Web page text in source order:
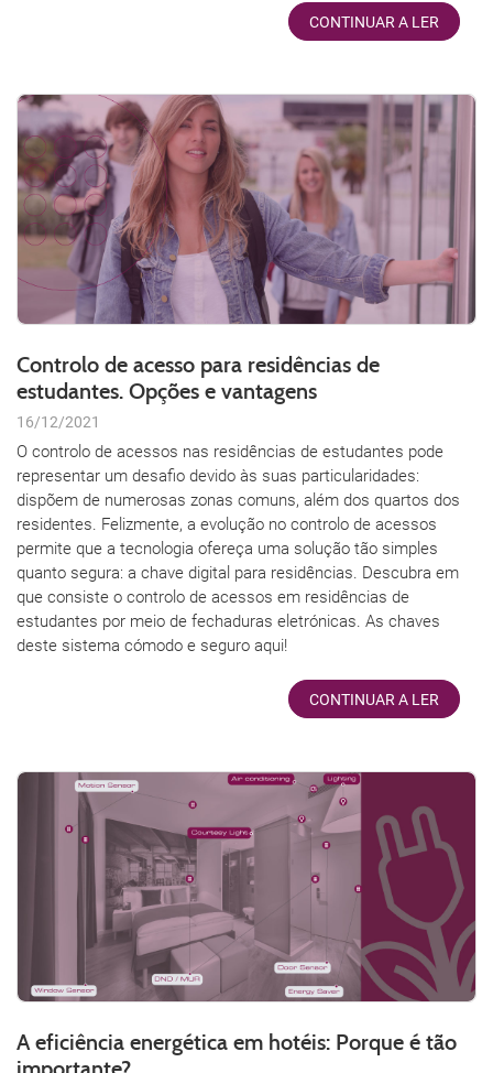
CONTINUAR A LER
Controlo de acesso para residências de
estudantes. Opções e vantagens
16/12/2021
O controlo de acessos nas residências de estudantes pode
representar um desafio devido às suas particularidades:
dispõem de numerosas zonas comuns, além dos quartos dos
residentes. Felizmente, a evolução no controlo de acessos
permite que a tecnologia ofereça uma solução tão simples
quanto segura: a chave digital para residências. Descubra em
que consiste o controlo de acessos em residências de
estudantes por meio de fechaduras eletrónicas. As chaves
deste sistema cómodo e seguro aqui!
CONTINUAR A LER
A eficiência energética em hotéis: Porque é tão